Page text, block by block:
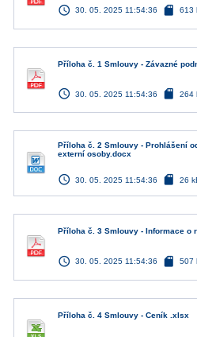
access_time 30. 05. 2025 11:54:36 sd_card 613
Příloha č. 1 Smlouvy - Závazné
access_time 30. 05. 2025 11:54:36 sd_card 264
Příloha č. 2 Smlouvy - Prohlášení
externí osoby.docx
access_time 30. 05. 2025 11:54:36 sd_card 26
Příloha č. 3 Smlouvy - Informace o
access_time 30. 05. 2025 11:54:36 sd_card 507
Příloha č. 4 Smlouvy - Ceník .xlsx